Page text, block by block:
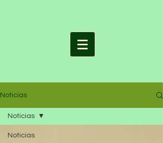
Noticias
Noticias
Noticias